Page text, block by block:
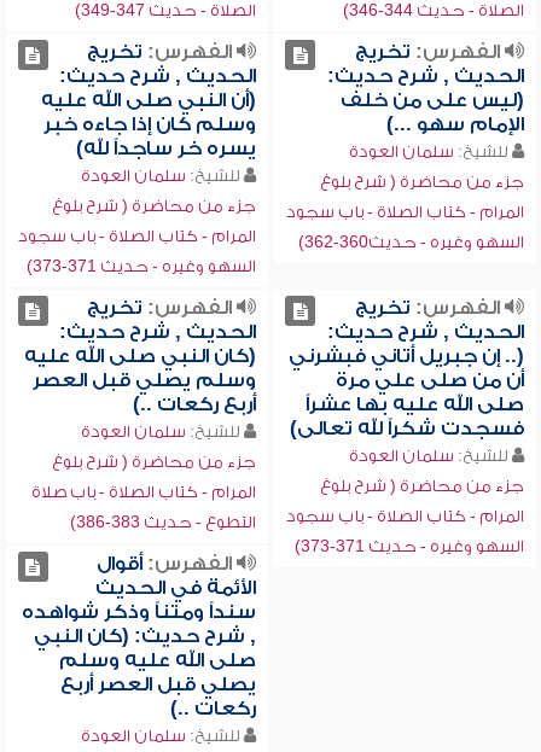
الصلاة - حديث 344-346)
الصلاة - حديث 347-349)
الفهرس: تخريج
الحديث , شرح حديث:
(ليس على من خلف
الإمام سهو ...)
للشيخ: سلمان العودة
جزء من محاضرة ( شرح بلوغ
المرام - كتاب الصلاة - باب سجود
السهو وغيره - حديث360-362)
الفهرس: تخريج
الحديث , شرح حديث:
(أن النبي صلى الله عليه
وسلم كان إذا جاءه خبر
يسره خر ساجداً لله)
للشيخ: سلمان العودة
جزء من محاضرة ( شرح بلوغ
المرام - كتاب الصلاة - باب سجود
السهو وغيره - حديث 371-373)
الفهرس: تخريج
الحديث , شرح حديث:
(.. إن جبريل أتاني فبشرني
أن من صلى علي مرة
صلى الله عليه بها عشراً
فسجدت شكراً لله تعالى)
للشيخ: سلمان العودة
جزء من محاضرة ( شرح بلوغ
المرام - كتاب الصلاة - باب سجود
السهو وغيره - حديث 371-373)
الفهرس: تخريج
الحديث , شرح حديث:
(كان النبي صلى الله عليه
وسلم يصلي قبل العصر
أربع ركعات ..)
للشيخ: سلمان العودة
جزء من محاضرة ( شرح بلوغ
المرام - كتاب الصلاة - باب صلاة
التطوع - حديث 383-386)
الفهرس:أقوال
الأئمة في الحديث
سنداً ومتناً وذكر شواهده
, شرح حديث: (كان النبي
صلى الله عليه وسلم
يصلي قبل العصر أربع
ركعات ..)
للشيخ: سلمان العودة